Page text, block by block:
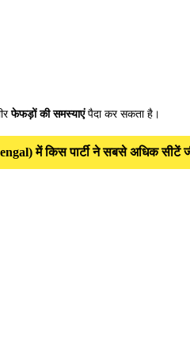
फेफड़ों की समस्याएंपैदा कर सकता है।
में किस पार्टी ने सबसे अधिक सीटें